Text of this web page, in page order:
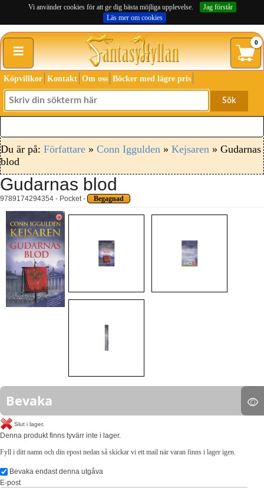
Vi använder cookies för att ge dig bästa möjliga upplevelse.
Jag förstår
Läs mer om cookies
≡ 0
Köpvillkor Kontakt Om oss Böcker med lägre pris
Sök
Du är på: Författare » Conn Iggulden » Kejsaren » Gudarnas
blod
Gudarnas blod
9789174294354 - Pocket - Begagnad
Bevaka
Slut i lager.
Denna produkt finns tyvärr inte i lager.
Fyll i ditt namn och din epost nedan så skickar vi ett mail när varan finns i lager igen.
Bevaka endast denna utgåva
E-post